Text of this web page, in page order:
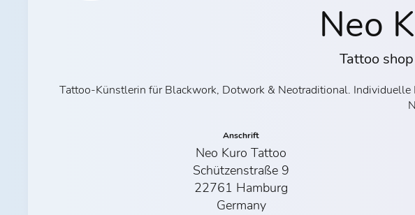
Neo
Tattoo
Tattoo-Künstlerin für Blackwork, Dotwork & Neotraditional. Individuelle
Anschrift
Neo Kuro Tattoo
Schützenstraße 9
22761 Hamburg
Germany